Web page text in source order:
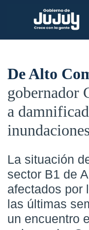
De Alto
gobernador
a
La situación
sector B1 de
afectados por
las últimas
un encuentro